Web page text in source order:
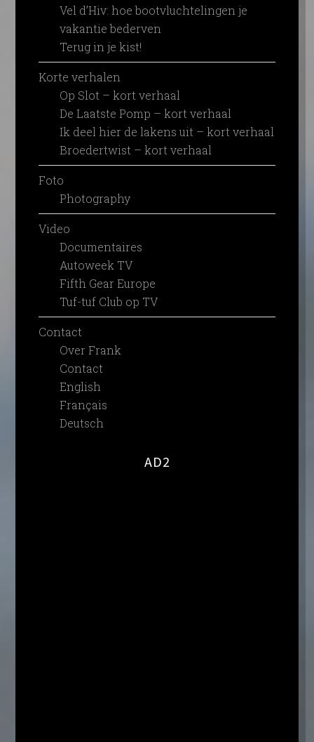
Vel d’Hiv: hoe bootvluchtelingen je
vakantie bederven
Terug in je kist!
Korte verhalen
Op Slot – kort verhaal
De Laatste Pomp – kort verhaal
Ik deel hier de lakens uit – kort verhaal
Broedertwist – kort verhaal
Foto
Photography
Video
Documentaires
Autoweek TV
Fifth Gear Europe
Tuf-tuf Club op TV
Contact
Over Frank
Contact
English
Français
Deutsch
AD2